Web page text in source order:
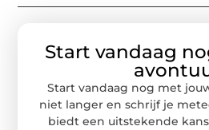
Start vandaag
Start vandaag nog met
niet langer en schrijf je
biedt een uitstekende